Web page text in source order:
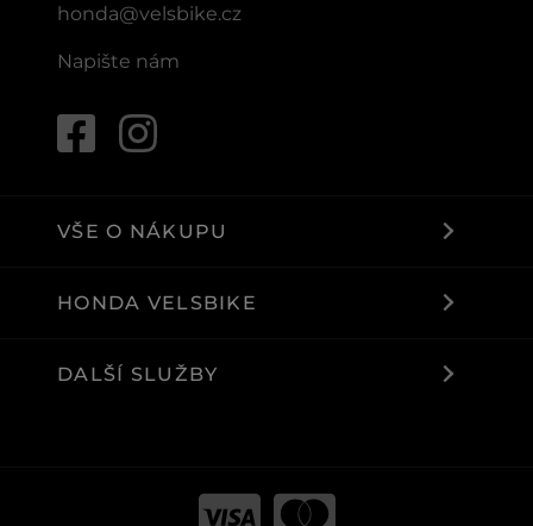
honda@velsbike.cz
Napište nám
VŠE O NÁKUPU
HONDA VELSBIKE
DALŠÍ SLUŽBY